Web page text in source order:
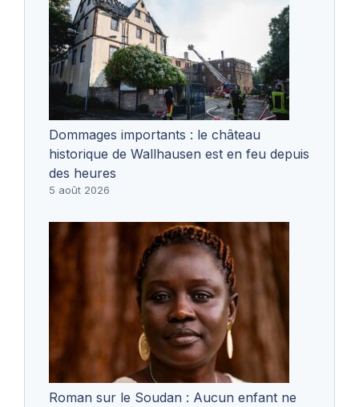
Dommages importants : le château
historique de Wallhausen est en feu depuis
des heures
5 août 2026
Roman sur le Soudan : Aucun enfant ne